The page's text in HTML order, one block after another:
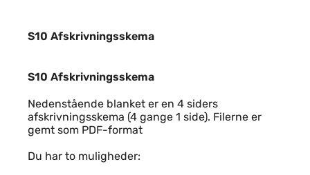
S10 Afskrivningsskema
S10 Afskrivningsskema
S10 Afskrivningsskema
Nedenstående blanket er en 4 siders
afskrivningsskema (4 gange 1 side). Filerne er
gemt som PDF-format
Du har to muligheder: